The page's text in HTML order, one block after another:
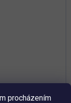
procházením